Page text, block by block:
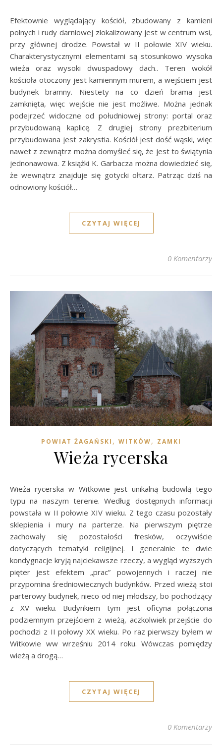
Efektownie wyglądający kościół, zbudowany z kamieni
polnych i rudy darniowej zlokalizowany jest w centrum wsi,
przy głównej drodze. Powstał w II połowie XIV wieku.
Charakterystycznymi elementami są stosunkowo wysoka
wieża oraz wysoki dwuspadowy dach.. Teren wokół
kościoła otoczony jest kamiennym murem, a wejściem jest
budynek bramny. Niestety na co dzień brama jest
zamknięta, więc wejście nie jest możliwe. Można jednak
podejrzeć widoczne od południowej strony: portal oraz
przybudowaną kaplicę. Z drugiej strony prezbiterium
przybudowana jest zakrystia. Kościół jest dość wąski, więc
nawet z zewnątrz można domyśleć się, że jest to świątynia
jednonawowa. Z książki K. Garbacza można dowiedzieć się,
że wewnątrz znajduje się gotycki ołtarz. Patrząc dziś na
odnowiony kościół…
CZYTAJ WIĘCEJ
0 Komentarzy
POWIAT ŻAGAŃSKI , WITKÓW, ZAMKI
Wieża rycerska
Wieża rycerska w Witkowie jest unikalną budowlą tego
typu na naszym terenie. Według dostępnych informacji
powstała w II połowie XIV wieku. Z tego czasu pozostały
sklepienia i mury na parterze. Na pierwszym piętrze
zachowały się pozostałości fresków, oczywiście
dotyczących tematyki religijnej. I generalnie te dwie
kondygnacje kryją najciekawsze rzeczy, a wygląd wyższych
pięter jest efektem „prac” powojennych i raczej nie
przypomina średniowiecznych budynków. Przed wieżą stoi
parterowy budynek, nieco od niej młodszy, bo pochodzący
z XV wieku. Budynkiem tym jest oficyna połączona
podziemnym przejściem z wieżą, aczkolwiek przejście do
pochodzi z II połowy XX wieku. Po raz pierwszy byłem w
Witkowie ww wrześniu 2014 roku. Wówczas pomiędzy
wieżą a drogą…
CZYTAJ WIĘCEJ
0 Komentarzy